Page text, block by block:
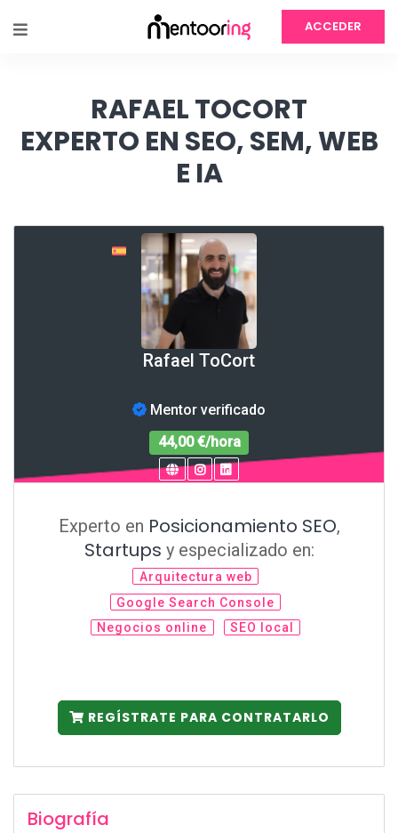
ACCEDER
RAFAEL TOCORT
EXPERTO EN SEO, SEM, WEB
E IA
Rafael ToCort
Mentor verificado
44,00 €/hora
Experto en Posicionamiento SEO,
Startups y especializado en:
Arquitectura web
Google Search Console
Negocios online
SEO local
REGÍSTRATE PARA CONTRATARLO
Biografía